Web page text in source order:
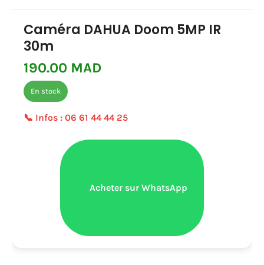
Caméra DAHUA Doom 5MP IR
30m
190.00 MAD
En stock
📞 Infos : 06 61 44 44 25
Acheter sur WhatsApp